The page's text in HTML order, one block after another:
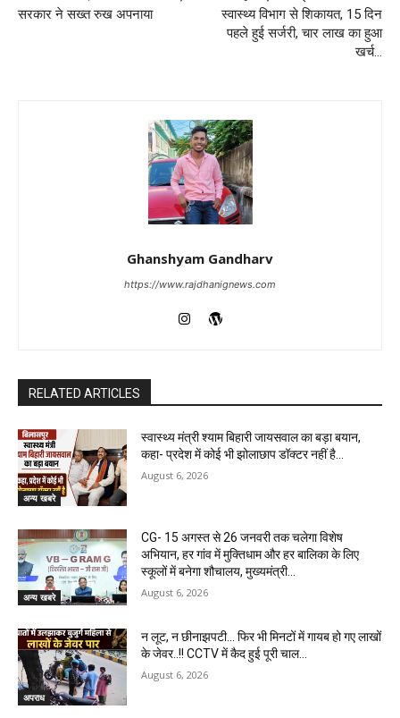
सरकार ने सख्त रुख अपनाया
स्वास्थ्य विभाग से शिकायत, 15 दिन
पहले हुई सर्जरी, चार लाख का हुआ
खर्च…
Ghanshyam Gandharv
https://www.rajdhanignews.com
RELATED ARTICLES
अन्य खबरे
स्वास्थ्य मंत्री श्याम बिहारी जायसवाल का बड़ा बयान,
कहा- प्रदेश में कोई भी झोलाछाप डॉक्टर नहीं है…
August 6, 2026
अन्य खबरे
CG- 15 अगस्त से 26 जनवरी तक चलेगा विशेष
अभियान, हर गांव में मुक्तिधाम और हर बालिका के लिए
स्कूलों में बनेगा शौचालय, मुख्यमंत्री...
August 6, 2026
अपराध
न लूट, न छीनाझपटी… फिर भी मिनटों में गायब हो गए लाखों
के जेवर..!! CCTV में कैद हुई पूरी चाल…
August 6, 2026